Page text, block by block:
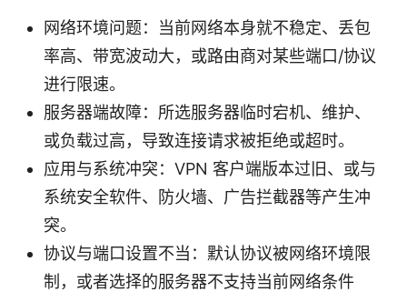
网络环境问题：当前网络本身就不稳定、丢包
率高、带宽波动大，或路由商对某些端口/协议
进行限速。
服务器端故障：所选服务器临时宕机、维护、
或负载过高，导致连接请求被拒绝或超时。
应用与系统冲突：VPN 客户端版本过旧、或与
系统安全软件、防火墙、广告拦截器等产生冲
突。
协议与端口设置不当：默认协议被网络环境限
制，或者选择的服务器不支持当前网络条件